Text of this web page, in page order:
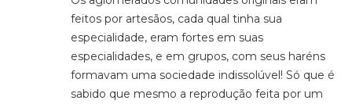
feitos por artesãos, cada qual tinha sua
especialidade, eram fortes em suas
especialidades, e em grupos, com seus haréns
formavam uma sociedade indissolúvel! Só que é
sabido que mesmo a reprodução feita por um